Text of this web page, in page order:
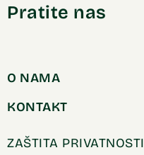
Pratite nas
O NAMA
KONTAKT
ZAŠTITA PRIVATNOSTI